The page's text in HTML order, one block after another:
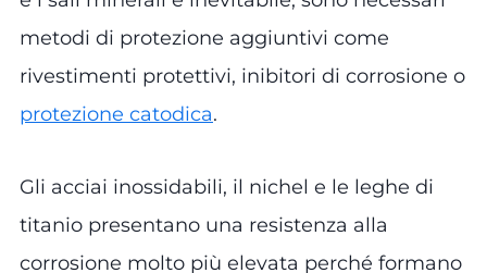
metodi di protezione aggiuntivi come
rivestimenti protettivi, inibitori di corrosione o
protezione catodica.
Gli acciai inossidabili, il nichel e le leghe di
titanio presentano una resistenza alla
corrosione molto più elevata perché formano